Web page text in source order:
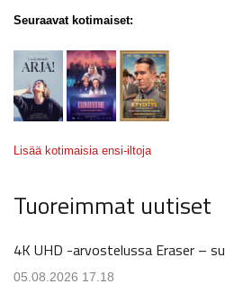
Seuraavat kotimaiset:
Lisää kotimaisia ensi-iltoja
Tuoreimmat uutiset
4K UHD -arvostelussa Eraser –
05.08.2026 17.18